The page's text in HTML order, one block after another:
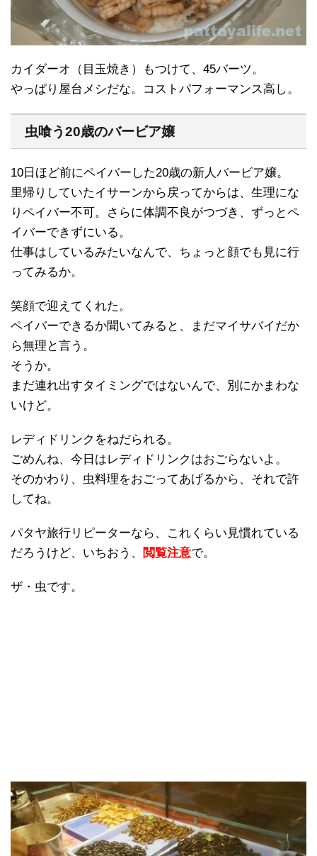
カイダーオ（目玉焼き）もつけて、45バーツ。
やっぱり屋台メシだな。コストパフォーマンス高し。
虫喰う20歳のバービア嬢
10日ほど前にペイバーした20歳の新人バービア嬢。
里帰りしていたイサーンから戻ってからは、生理にな
りペイバー不可。さらに体調不良がつづき、ずっとペ
イバーできずにいる。
仕事はしているみたいなんで、ちょっと顔でも見に行
ってみるか。
笑顔で迎えてくれた。
ペイバーできるか聞いてみると、まだマイサバイだか
ら無理と言う。
そうか。
まだ連れ出すタイミングではないんで、別にかまわな
いけど。
レディドリンクをねだられる。
ごめんね、今日はレディドリンクはおごらないよ。
そのかわり、虫料理をおごってあげるから、それで許
してね。
パタヤ旅行リピーターなら、これくらい見慣れている
だろうけど、いちおう、
閲覧注意で。
ザ・虫です。